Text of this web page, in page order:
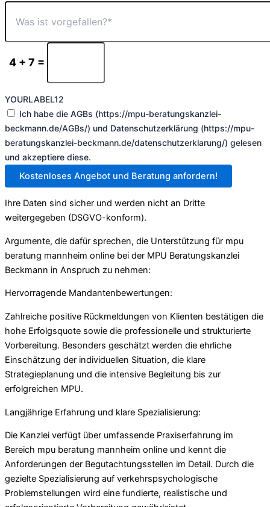
4 + 7 =
YOURLABEL12
Ich habe die AGBs (https://mpu-beratungskanzlei-
beckmann.de/AGBs/) und Datenschutzerklärung (https://mpu-
beratungskanzlei-beckmann.de/datenschutzerklarung/) gelesen
und akzeptiere diese.
Kostenloses Angebot und Beratung anfordern!
Ihre Daten sind sicher und werden nicht an Dritte
weitergegeben (DSGVO-konform).
Argumente, die dafür sprechen, die Unterstützung für mpu
beratung mannheim online bei der MPU Beratungskanzlei
Beckmann in Anspruch zu nehmen:
Hervorragende Mandantenbewertungen:
Zahlreiche positive Rückmeldungen von Klienten bestätigen die
hohe Erfolgsquote sowie die professionelle und strukturierte
Vorbereitung. Besonders geschätzt werden die ehrliche
Einschätzung der individuellen Situation, die klare
Strategieplanung und die intensive Begleitung bis zur
erfolgreichen MPU.
Langjährige Erfahrung und klare Spezialisierung:
Die Kanzlei verfügt über umfassende Praxiserfahrung im
Bereich mpu beratung mannheim online und kennt die
Anforderungen der Begutachtungsstellen im Detail. Durch die
gezielte Spezialisierung auf verkehrspsychologische
Problemstellungen wird eine fundierte, realistische und